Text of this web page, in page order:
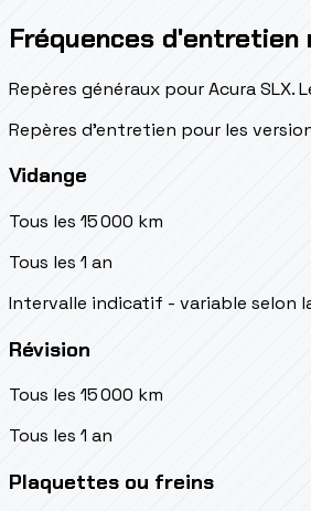
Fréquences d'entretien
Repères généraux pour Acura
Repères d’entretien pour les
Vidange
Tous les 15 000 km
Tous les 1 an
Intervalle indicatif - variable selon
Révision
Tous les 15 000 km
Tous les 1 an
Plaquettes ou freins